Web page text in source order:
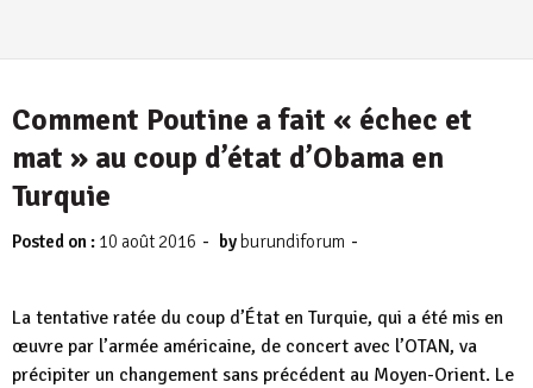
Comment Poutine a fait « échec et
mat » au coup d’état d’Obama en
Posted on : 10 août 2016 - by burundiforum -
La tentative ratée du coup d’État en Turquie, qui a été mis en
œuvre par l’armée américaine, de concert avec l’OTAN, va
précipiter un changement sans précédent au Moyen-Orient. Le